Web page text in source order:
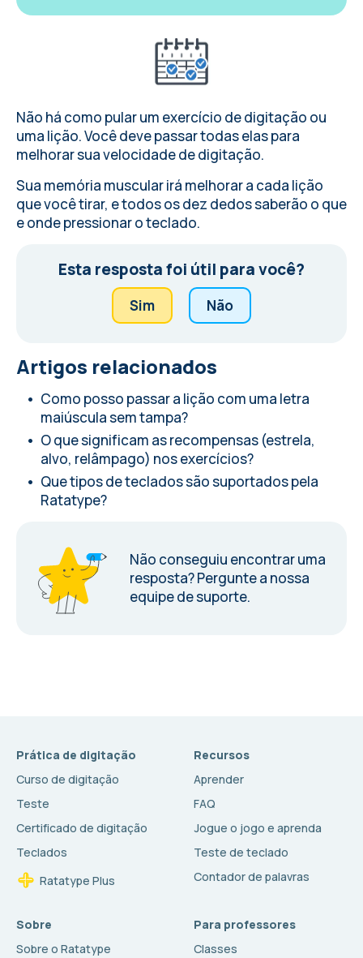
Não há como pular um exercício de digitação ou
uma lição. Você deve passar todas elas para
melhorar sua velocidade de digitação.
Sua memória muscular irá melhorar a cada lição
que você tirar, e todos os dez dedos saberão o que
e onde pressionar o teclado.
Esta resposta foi útil para você?
Sim Não
Artigos relacionados
Como posso passar a lição com uma letra
maiúscula sem tampa?
O que significam as recompensas (estrela,
alvo, relâmpago) nos exercícios?
Que tipos de teclados são suportados pela
Ratatype?
Não conseguiu encontrar uma
resposta?Pergunte a nossa
equipe de suporte.
Prática de digitação
Curso de digitação
Teste
Certificado de digitação
Teclados
Ratatype Plus
Recursos
Aprender
FAQ
Jogue o jogo e aprenda
Teste de teclado
Contador de palavras
Sobre
Sobre o Ratatype
Para professores
Classes